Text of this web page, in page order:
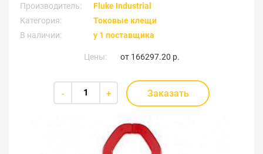
Производитель:
Fluke Industrial
Категория:
Токовые клещи
В наличии:
у 1 поставщика
Цены: от 166297.20 р.
- + Заказать